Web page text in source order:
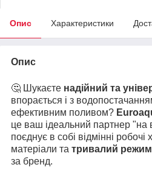
Опис Характеристики
Опис
🤔 Шукаєте надійний та
впорається і з
ефективним поливом?
це ваш ідеальний партнер "на
поєднує в собі відмінні робочі
матеріали та тривалий
за бренд.